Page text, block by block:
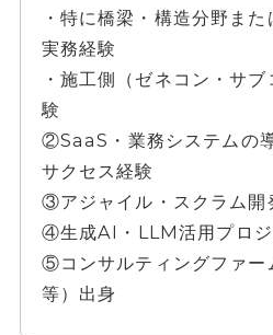
・特に橋梁・構造分野ま
実務経験
・施工側（ゼネコン・サ
験
②SaaS・業務システムの
サクセス経験
③アジャイル・スクラム開
④生成AI・LLM活用プロジ
⑤コンサルティングファ
等）出身